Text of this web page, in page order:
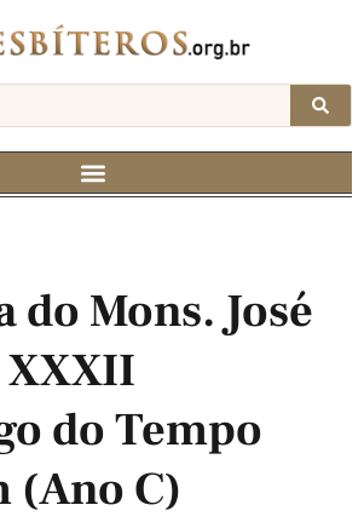
Mons. José
XXXII
do Tempo
(Ano C)